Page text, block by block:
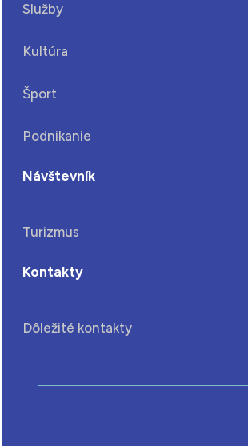
Služby
Kultúra
Šport
Podnikanie
Návštevník
Turizmus
Kontakty
Dôležité kontakty